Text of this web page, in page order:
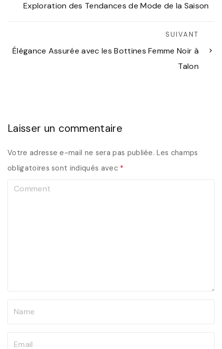
Exploration des Tendances de Mode de la Saison
SUIVANT
Élégance Assurée avec les Bottines Femme Noir à
Talon
Laisser un commentaire
Votre adresse e-mail ne sera pas publiée. Les champs
obligatoires sont indiqués avec *